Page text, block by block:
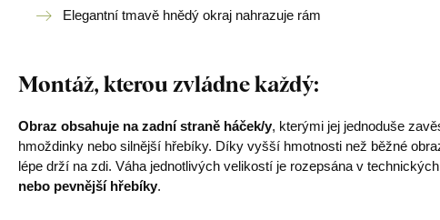
Elegantní tmavě hnědý okraj nahrazuje rám
Montáž, kterou zvládne každý:
Obraz obsahuje na zadní straně háček/y, kterými jej jednoduše
hmoždinky nebo silnější hřebíky. Díky vyšší hmotnosti než běžné
lépe drží na zdi. Váha jednotlivých velikostí je rozepsána v
nebo pevnější hřebíky.